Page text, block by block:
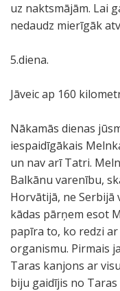
uz naktsmājām. Lai
nedaudz mierīgāk
5.diena.
Jāveic ap 160
Nākamās dienas
iespaidīgākais
un nav arī Tatri.
Balkānu varenību,
Horvātijā, ne Serbijā
kādas pārņem esot
papīra to, ko redzi
organismu. Pirmais
Taras kanjons ar
biju gaidījis no